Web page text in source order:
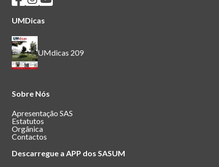
UMDicas
UMdicas 209
Sobre Nós
Apresentação SAS
Estatutos
Orgânica
Contactos
Descarregue a APP dos SASUM